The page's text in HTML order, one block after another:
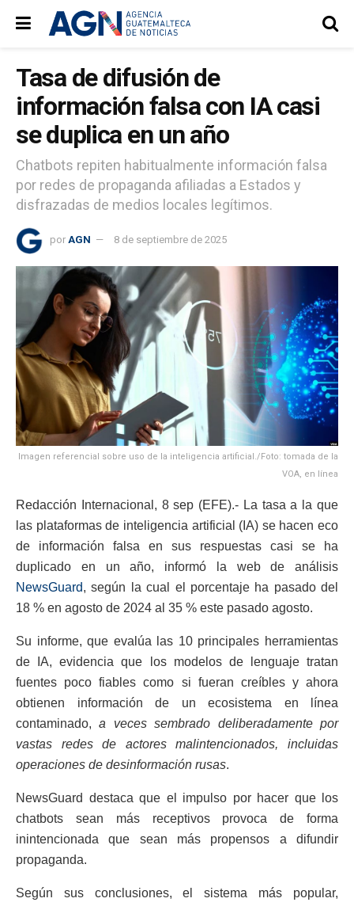
Tasa de difusión de
información falsa con IA casi
se duplica en un año
Chatbots repiten habitualmente información falsa
por redes de propaganda afiliadas a Estados y
disfrazadas de medios locales legítimos.
por AGN 8 de septiembre de 2025
Imagen referencial sobre uso de la inteligencia artificial./Foto: tomada de la
VOA, en línea
Redacción Internacional, 8 sep (EFE).- La tasa a la que
las plataformas de inteligencia artificial (IA) se hacen eco
de información falsa en sus respuestas casi se ha
duplicado en un año, informó la web de análisis
NewsGuard, según la cual el porcentaje ha pasado del
18 % en agosto de 2024 al 35 % este pasado agosto.
Su informe, que evalúa las 10 principales herramientas
de IA, evidencia que los modelos de lenguaje tratan
fuentes poco fiables como si fueran creíbles y ahora
obtienen información de un ecosistema en línea
contaminado,a veces sembrado deliberadamente por
vastas redes de actores malintencionados, incluidas
operaciones de desinformación rusas.
NewsGuard destaca que el impulso por hacer que los
chatbots sean más receptivos provoca de forma
inintencionada que sean más propensos a difundir
propaganda.
Según sus conclusiones, el sistema más popular,